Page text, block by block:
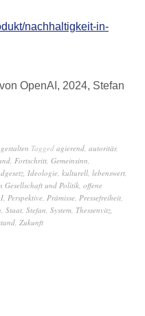
nachhaltigkeit-in-
OpenAI, 2024, Stefan
Tagged agierend, autoritär,
, Fortschritt, Gemeinsinn,
, Ideologie, kulturell, lebenswert,
Gesellschaft und Politik, offene
, Perspektive, Prämisse, Pressefreiheit,
, Staat, Stefan, System, Thessenvitz,
, Zukunft